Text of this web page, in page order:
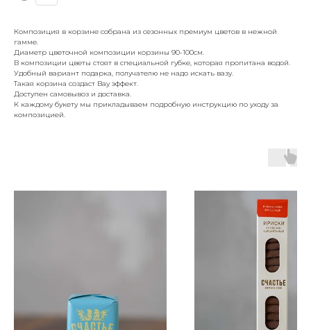
Композиция в корзине собрана из сезонных премиум цветов в нежной
гамме.
Диаметр цветочной композиции корзины 90-100см.
В композиции цветы стоят в специальной губке, которая пропитана водой.
Удобный вариант подарка, получателю не надо искать вазу.
Такая корзина создаст Вау эффект.
Доступен самовывоз и доставка.
К каждому букету мы прикладываем подробную инструкцию по уходу за
композицией.